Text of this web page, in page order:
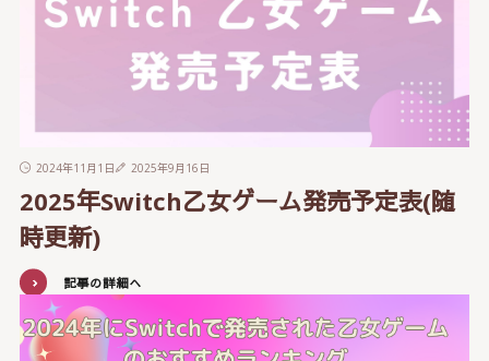
2024年11月1日 2025年9月16日
2025年Switch乙女ゲーム発売予定表(随
時更新)
記事の詳細へ